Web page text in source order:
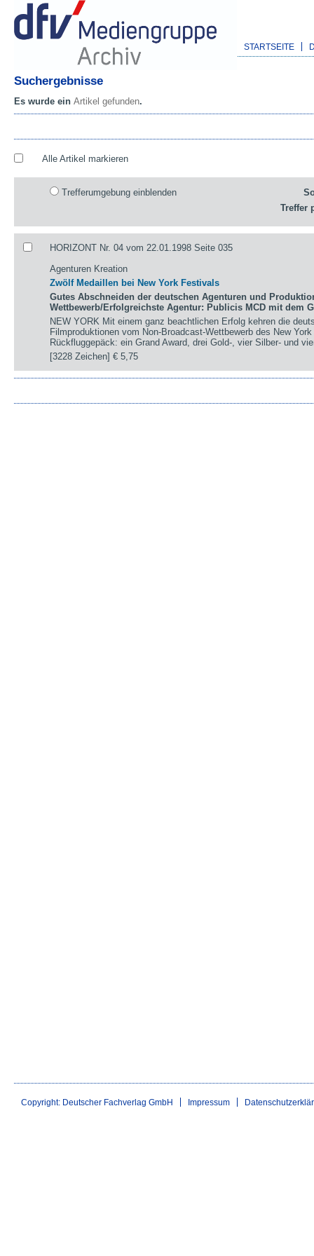
STARTSEITE
Suchergebnisse
Es wurde ein Artikel gefunden.
Alle Artikel markieren
Trefferumgebung einblenden
Treffer
HORIZONT Nr. 04 vom 22.01.1998 Seite 035
Agenturen Kreation
Zwölf Medaillen bei New York Festivals
Gutes Abschneiden der deutschen Agenturen und
Wettbewerb/Erfolgreichste Agentur: Publicis MCD mit dem
NEW YORK Mit einem ganz beachtlichen Erfolg kehren die
Filmproduktionen vom Non-Broadcast-Wettbewerb des New
Rückfluggepäck: ein Grand Award, drei Gold-, vier Silber- und
[3228 Zeichen]€ 5,75
Copyright: Deutscher Fachverlag GmbH Impressum